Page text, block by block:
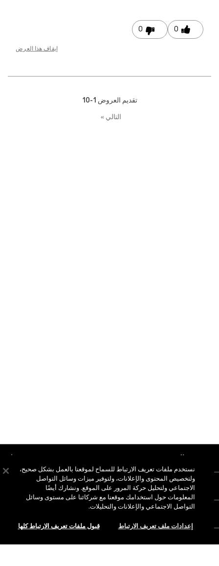
0
0
إيقاف هذا العرض
تقديم العروض 1-10
التالي»
ماك فيفا غلام
التسوق أونلاين
للتواصل معنا
الأسئلة الشائعة
نستخدم ملفات تعريف الارتباط للسماح لموقعنا بالعمل بشكل صحيح،
ولتخصيص المحتوى والإعلانات، ولتوفير ميزات وسائل التواصل
الاجتماعي ولتحليل حركة المرور على الموقع. ونشارك أيضًا
المعلومات حول استخدامك موقعنا مع شركائنا على مستوى وسائل
التواصل الاجتماعي والإعلانات والتحليلات.
إعدادات ملف تعريف الارتباط قبول ملفات تعريف الارتباط كلها